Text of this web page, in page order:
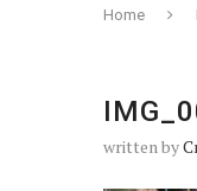
Home
written by